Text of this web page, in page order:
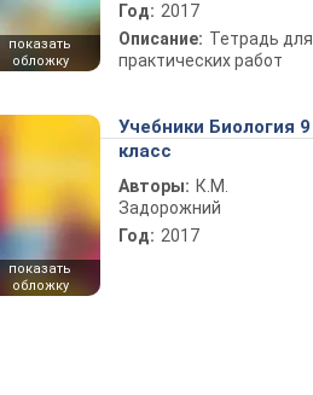
показать
обложку
Год: 2017
Описание: Тетрадь для
практических работ
показать
обложку
Учебники Биология 9
класс
Авторы: К.М.
Задорожний
Год: 2017